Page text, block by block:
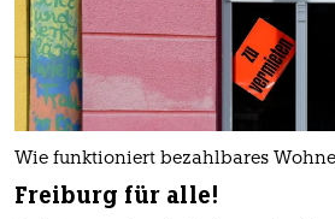
Wie funktioniert bezahlbares
Freiburg für alle!